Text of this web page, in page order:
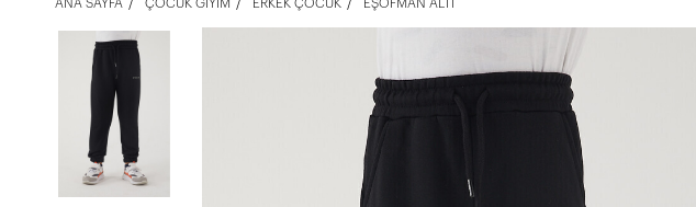
ANA SAYFA ÇOCUK GIYIM ERKEK ÇOCUK EŞOFMAN ALTI